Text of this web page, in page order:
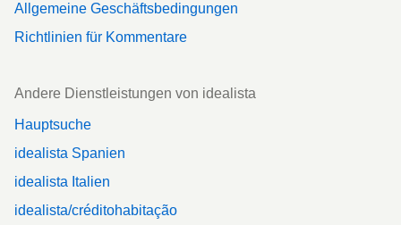
Allgemeine Geschäftsbedingungen
Richtlinien für Kommentare
Andere Dienstleistungen von idealista
Hauptsuche
idealista Spanien
idealista Italien
idealista/créditohabitação